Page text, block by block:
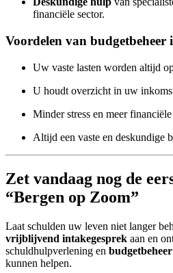
financiële sector.
Voordelen van budgetbeheer
Uw vaste lasten worden altijd
U houdt overzicht in uw
Minder stress en meer
Altijd een vaste en deskundige
Zet vandaag nog de
“Bergen op Zoom”
Laat schulden uw leven niet langer
vrijblijvend intakegesprek aan en
schuldhulpverlening en
kunnen helpen.